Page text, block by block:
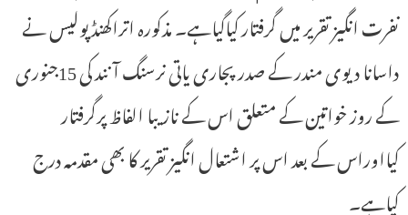
نفرت انگیز تقریر میں گرفتار کیاگیاہے۔ مذکورہ اتراکھنڈ پولیس نے
داسانا دیوی مندر کے صدر پجاری یاتی نرسنگ آنند کی 15جنوری
کے روز خواتین کے متعلق اس کے نازیبا الفاظ پرگرفتار
کیااوراس کے بعد اس پر اشتعال انگیز تقریر کا بھی مقدمہ درج
کیاہے۔